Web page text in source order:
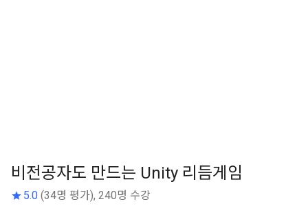
좌 미리보기
비전공자도 만드는 Unity 리듬게임
5.0 (34명 평가), 240명 수강